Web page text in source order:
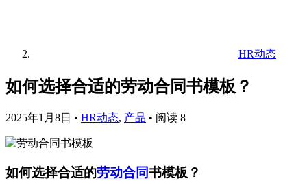
HR动态
如何选择合适的劳动合同书模板？
2025年1月8日 • HR动态, 产品 • 阅读 8
如何选择合适的劳动合同书模板？